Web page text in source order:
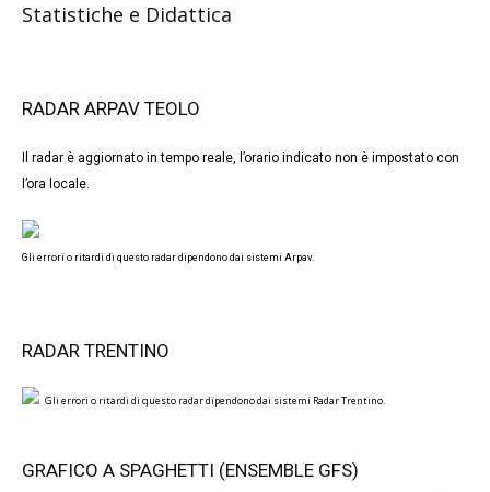
Statistiche e Didattica
RADAR ARPAV TEOLO
Il radar è aggiornato in tempo reale, l’orario indicato non è impostato con
l’ora locale.
Gli errori o ritardi di questo radar dipendono dai sistemi Arpav.
RADAR TRENTINO
Gli errori o ritardi di questo radar dipendono dai sistemi Radar Trentino.
GRAFICO A SPAGHETTI (ENSEMBLE GFS)